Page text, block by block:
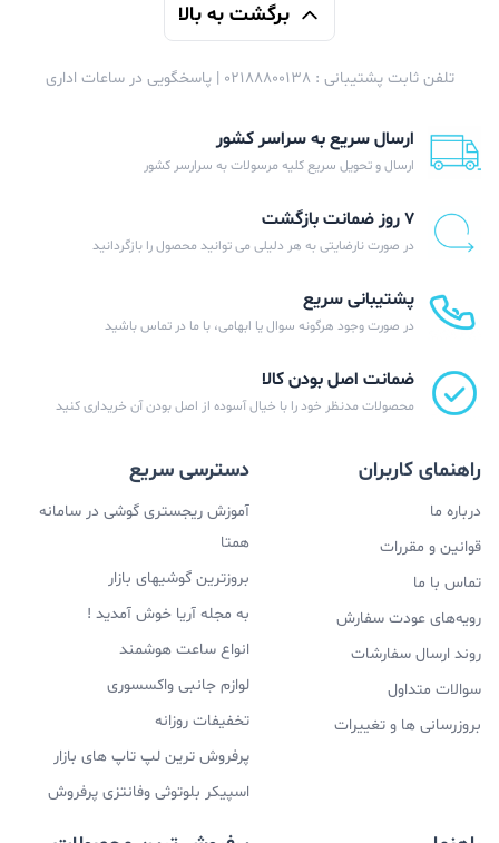
برگشت به بالا
تلفن ثابت پشتیبانی : 02188800138 | پاسخگویی در ساعات اداری
ارسال سریع به سراسر کشور
ارسال و تحویل سریع کلیه مرسولات به سرارسر کشور
۷ روز ضمانت بازگشت
در صورت نارضایتی به هر دلیلی می توانید محصول را بازگردانید
پشتیبانی سریع
در صورت وجود هرگونه سوال یا ابهامی، با ما در تماس باشید
ضمانت اصل بودن کالا
محصولات مدنظر خود را با خیال آسوده از اصل بودن آن خریداری کنید
راهنمای کاربران
درباره ما
قوانین و مقررات
تماس با ما
رویه‌های عودت سفارش
روند ارسال سفارشات
سوالات متداول
بروزرسانی ها و تغییرات
دسترسی سریع
آموزش ریجستری گوشی در سامانه
همتا
بروزترین گوشیهای بازار
به مجله آریا خوش آمدید !
انواع ساعت هوشمند
لوازم جانبی واکسسوری
تخفیفات روزانه
پرفروش ترین لپ تاپ های بازار
اسپیکر بلوتوثی وفانتزی پرفروش